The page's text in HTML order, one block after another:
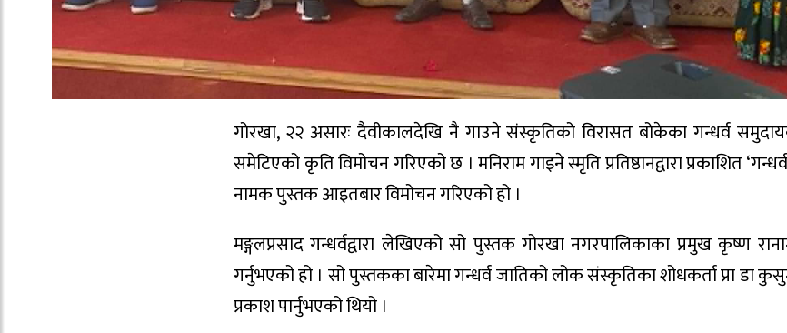
गोरखा, २२ असारः दैवीकालदेखि नै गाउने संस्कृतिको विरासत बोकेका गन्धर्व
समेटिएको कृति विमोचन गरिएको छ । मनिराम गाइने स्मृति प्रतिष्ठानद्वारा प्रकाशित
नामक पुस्तक आइतबार विमोचन गरिएको हो ।
मङ्गलप्रसाद गन्धर्वद्वारा लेखिएको सो पुस्तक गोरखा नगरपालिकाका प्रमुख कृष्ण
गर्नुभएको हो । सो पुस्तकका बारेमा गन्धर्व जातिको लोक संस्कृतिका शोधकर्ता प्रा डा
प्रकाश पार्नुभएको थियो ।